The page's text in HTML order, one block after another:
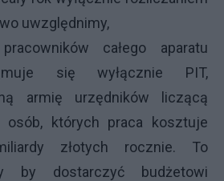
uwzględnimy,
całego aparatu
się wyłącznie PIT,
armię urzędników liczącą
których praca kosztuje
złotych rocznie. To
by dostarczyć budżetowi